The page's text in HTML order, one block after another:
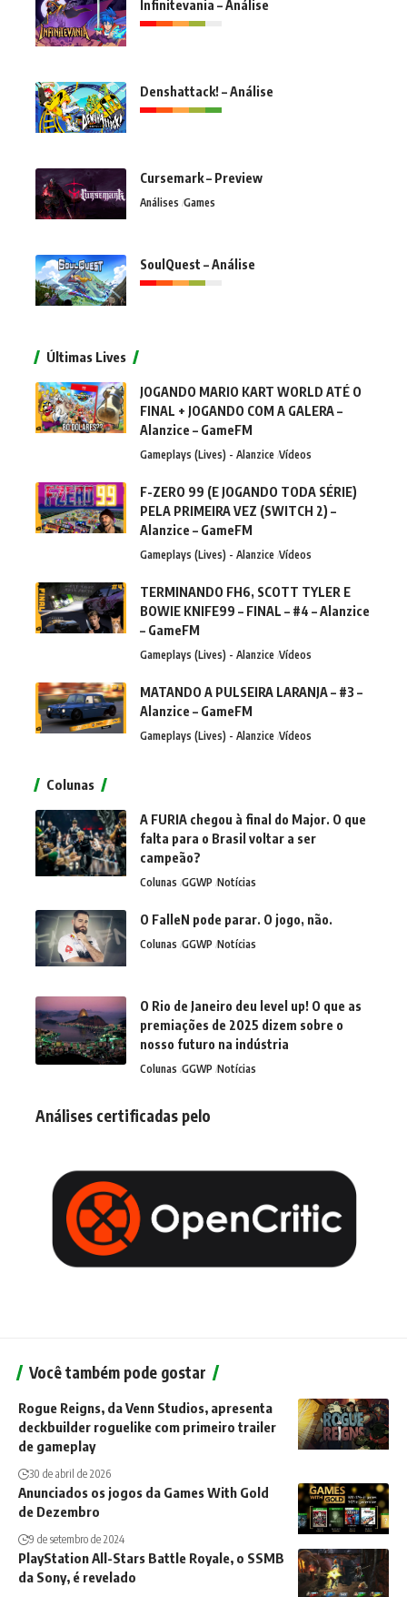
Infinitevania – Análise
Denshattack! – Análise
Cursemark – Preview
Análises Games
SoulQuest – Análise
Últimas Lives
JOGANDO MARIO KART WORLD ATÉ O
FINAL + JOGANDO COM A GALERA –
Alanzice – GameFM
Gameplays (Lives) - Alanzice Vídeos
F-ZERO 99 (E JOGANDO TODA SÉRIE)
PELA PRIMEIRA VEZ (SWITCH 2) –
Alanzice – GameFM
Gameplays (Lives) - Alanzice Vídeos
TERMINANDO FH6, SCOTT TYLER E
BOWIE KNIFE99 – FINAL – #4 – Alanzice
– GameFM
Gameplays (Lives) - Alanzice Vídeos
MATANDO A PULSEIRA LARANJA – #3 –
Alanzice – GameFM
Gameplays (Lives) - Alanzice Vídeos
Colunas
A FURIA chegou à final do Major. O que
falta para o Brasil voltar a ser
campeão?
Colunas GGWP Notícias
O FalleN pode parar. O jogo, não.
Colunas GGWP Notícias
O Rio de Janeiro deu level up! O que as
premiações de 2025 dizem sobre o
nosso futuro na indústria
Colunas GGWP Notícias
Análises certificadas pelo
Você também pode gostar
Rogue Reigns, da Venn Studios, apresenta
deckbuilder roguelike com primeiro trailer
de gameplay
30 de abril de 2026
Anunciados os jogos da Games With Gold
de Dezembro
9 de setembro de 2024
PlayStation All-Stars Battle Royale, o SSMB
da Sony, é revelado